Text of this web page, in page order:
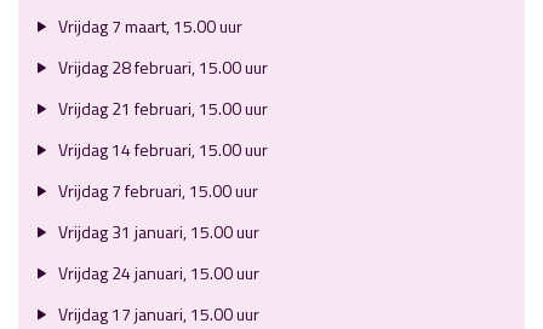
Vrijdag 7 maart, 15.00 uur
Vrijdag 28 februari, 15.00 uur
Vrijdag 21 februari, 15.00 uur
Vrijdag 14 februari, 15.00 uur
Vrijdag 7 februari, 15.00 uur
Vrijdag 31 januari, 15.00 uur
Vrijdag 24 januari, 15.00 uur
Vrijdag 17 januari, 15.00 uur